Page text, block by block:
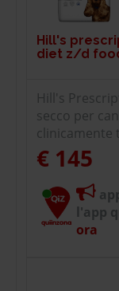
Hill's
diet z/d
Hill's
secco per
clinicamente
€ 145
l'app
ora